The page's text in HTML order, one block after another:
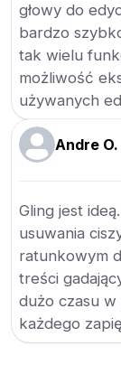
głowy do
bardzo
tak wielu
możliwość
używanych
Andre O.
Gling jest
usuwania
ratunkowym
treści
dużo czasu
każdego